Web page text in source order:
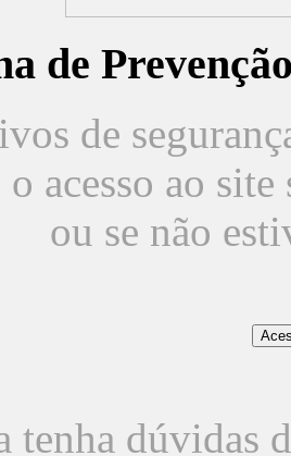
de
de
o acesso ao
ou se não
tenha dúvidas